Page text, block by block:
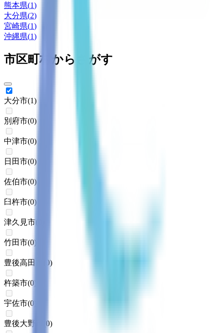
熊本県(1)
大分県(2)
宮崎県(1)
沖縄県(1)
市区町村からさがす
大分市(1)
別府市(0)
中津市(0)
日田市(0)
佐伯市(0)
臼杵市(0)
津久見市(
竹田市(0)
豊後高田市 0)
杵築市(0
宇佐市(0
豊後大野市 0)